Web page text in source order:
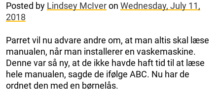
Posted by Lindsey McIveron Wednesday, July 11,
2018
Parret vil nu advare andre om, at man altis skal læse
manualen, når man installerer en vaskemaskine.
Denne var så ny, at de ikke havde haft tid til at læse
hele manualen, sagde de ifølge ABC. Nu har de
ordnet den med en børnelås.